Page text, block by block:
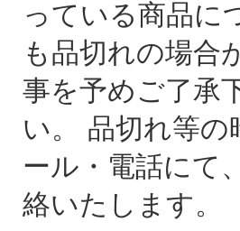
っている商品に
も品切れの場合
事を予めご了承
い。 品切れ等の
ール・電話にて
絡いたします。